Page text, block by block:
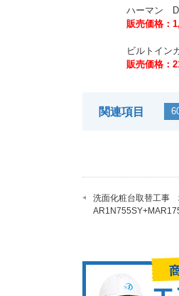
ハーマン
販売価格：
ビルトイン
販売価格：
関連項目
洗面化粧台取替工事